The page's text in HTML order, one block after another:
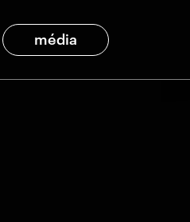
média